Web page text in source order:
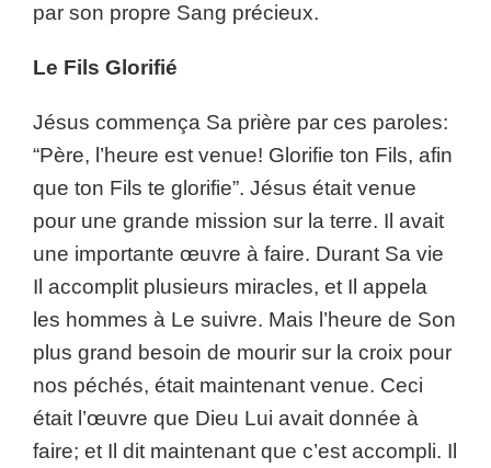
par son propre Sang précieux.
Le Fils Glorifié
Jésus commença Sa prière par ces paroles:
“Père, l’heure est venue! Glorifie ton Fils, afin
que ton Fils te glorifie”. Jésus était venue
pour une grande mission sur la terre. Il avait
une importante œuvre à faire. Durant Sa vie
Il accomplit plusieurs miracles, et Il appela
les hommes à Le suivre. Mais l’heure de Son
plus grand besoin de mourir sur la croix pour
nos péchés, était maintenant venue. Ceci
était l’œuvre que Dieu Lui avait donnée à
faire; et Il dit maintenant que c’est accompli. Il